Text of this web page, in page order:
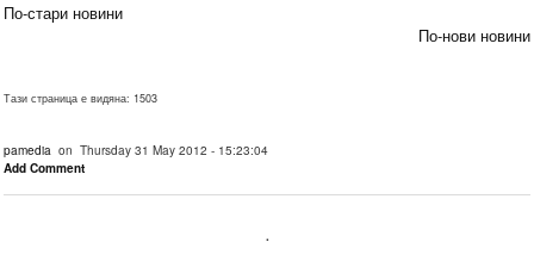
По-стари новини
По-нови новини
Тази страница е видяна: 1503
pamedia on Thursday 31 May 2012 - 15:23:04
Add Comment
.